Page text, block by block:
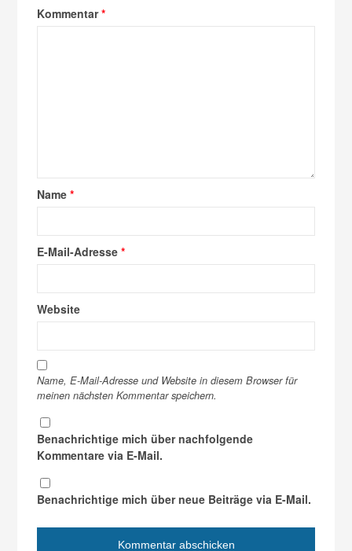
Kommentar*
Name*
E-Mail-Adresse*
Website
Name, E-Mail-Adresse und Website in diesem Browser für
meinen nächsten Kommentar speichern.
Benachrichtige mich über nachfolgende
Kommentare via E-Mail.
Benachrichtige mich über neue Beiträge via E-Mail.